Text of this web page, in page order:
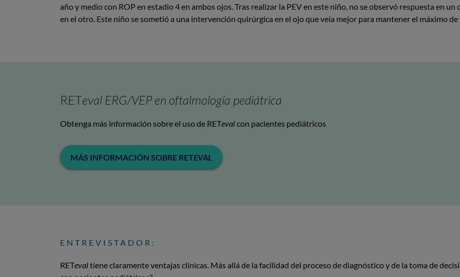
año y medio con ROP en estadio 4 en ambos ojos. Tras realizar la PEV en este niño, no se observó respuesta en
en el otro. Este niño se sometió a una intervención quirúrgica en el ojo que veía mejor para mantener el máximo
RETeval ERG/VEP en oftalmología pediátrica
Obtenga más información sobre el uso de RETevalcon pacientes pediátricos
MÁS INFORMACIÓN SOBRE RETEVAL
ENTREVISTADOR:
RETevaltiene claramente ventajas clínicas. Más allá de la facilidad del proceso de diagnóstico y de la toma de